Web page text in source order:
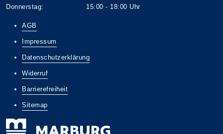
Donnerstag: 15:00 - 18:00 Uhr
AGB
Impressum
Datenschutzerklärung
Widerruf
Barrierefreiheit
Sitemap